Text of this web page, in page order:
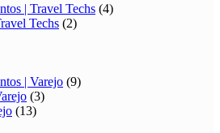
| Travel Techs (4)
Techs (2)
| Varejo (9)
(3)
(13)